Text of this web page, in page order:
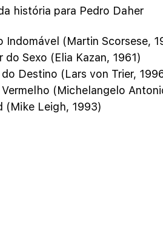
história para Pedro Daher
Indomável (Martin Scorsese,
do Sexo (Elia Kazan, 1961)
Destino (Lars von Trier,
(Michelangelo
(Mike Leigh, 1993)